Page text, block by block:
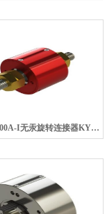
SRE040-100A-I无汞旋转连接器KYOEIDENKI協荣电机